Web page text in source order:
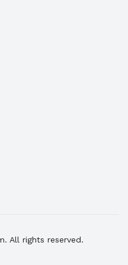
All rights reserved.